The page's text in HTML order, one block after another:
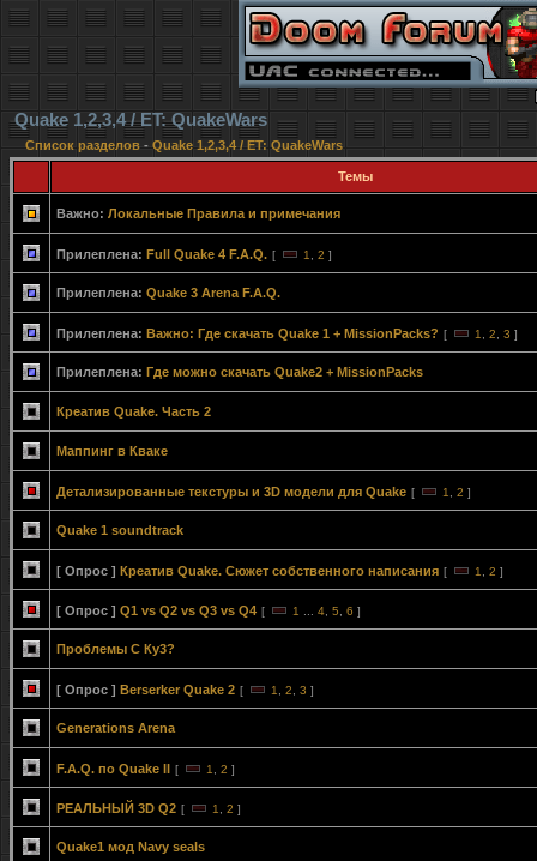
Quake 1,2,3,4 / ET: QuakeWars
Список разделов - Quake 1,2,3,4 / ET: QuakeWars
Темы
Важно: Локальные Правила и примечания
Прилеплена: Full Quake 4 F.A.Q. [ 1 2 ]
Прилеплена: Quake 3 Arena F.A.Q.
Прилеплена: Важно: Где скачать Quake 1 + MissionPacks? [ 1 2 3 ]
Прилеплена: Где можно скачать Quake2 + MissionPacks
Креатив Quake. Часть 2
Маппинг в Кваке
Детализированные текстуры и 3D модели для Quake [ 1 2 ]
Quake 1 soundtrack
[ Опрос ] Креатив Quake. Сюжет собственного написания [ 1 2 ]
[ Опрос ] Q1 vs Q2 vs Q3 vs Q4 [ 1 4 5 6 ]
Проблемы С Ку3?
[ Опрос ] Berserker Quake 2 [ 1 2 3 ]
Generations Arena
F.A.Q. по Quake II [ 1 2 ]
РЕАЛЬНЫЙ 3D Q2 [ 1 2 ]
Quake1 мод Navy seals